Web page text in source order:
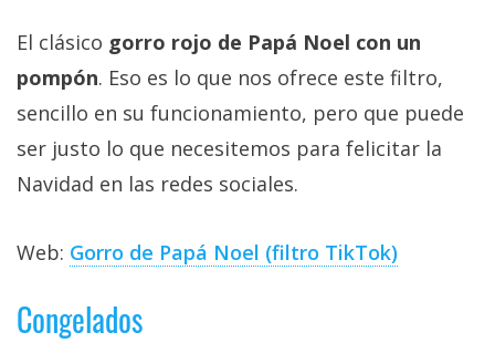
El clásico gorro rojo de Papá Noel con un
pompón. Eso es lo que nos ofrece este filtro,
sencillo en su funcionamiento, pero que puede
ser justo lo que necesitemos para felicitar la
Navidad en las redes sociales.
Web: Gorro de Papá Noel (filtro TikTok)
Congelados